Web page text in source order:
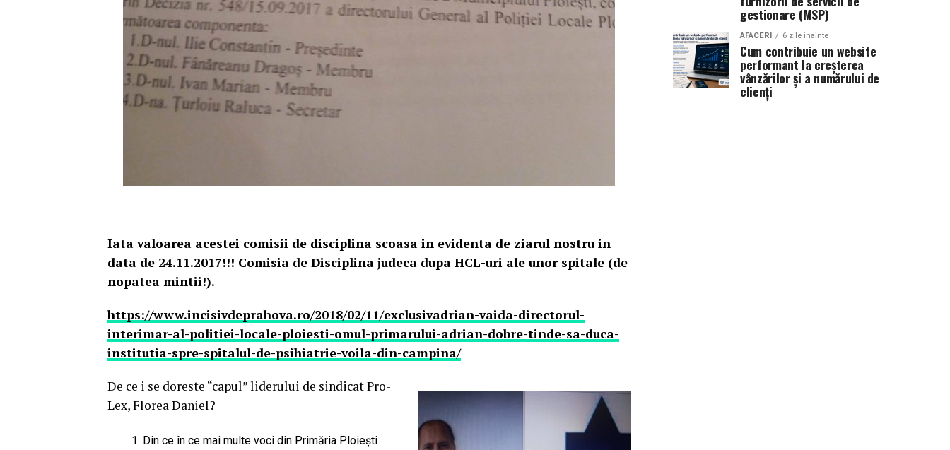
Iata valoarea acestei comisii de disciplina scoasa in evidenta de ziarul nostru in
data de 24.11.2017!!! Comisia de Disciplina judeca dupa HCL-uri ale unor spitale (de
nopatea mintii!).
https://www.incisivdeprahova.ro/2018/02/11/exclusivadrian-vaida-directorul-
interimar-al-politiei-locale-ploiesti-omul-primarului-adrian-dobre-tinde-sa-duca-
institutia-spre-spitalul-de-psihiatrie-voila-din-campina/
De ce i se doreste “capul” liderului de sindicat Pro-
Lex, Florea Daniel?
Din ce în ce mai multe voci din Primăria Ploieşti
gestionare (MSP)
AFACERI 6 zile inainte
Cum contribuie un website
performant la creșterea
vânzărilor și a numărului de
clienți